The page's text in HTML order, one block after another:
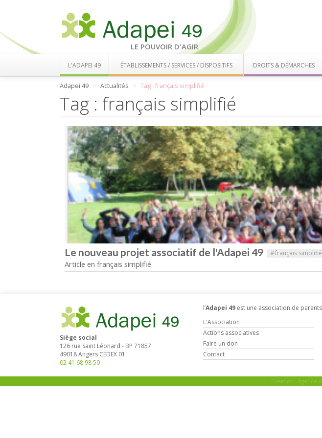
LE POUVOIR D'AGIR
L'ADAPEI 49 ÉTABLISSEMENTS / SERVICES / DISPOSITIFS DROITS & DÉMARCHES
Adapei 49 Actualités Tag : français simplifié
Tag : français simplifié
Le nouveau projet associatif de l'Adapei 49 #français simplifié
Article en français simplifié
Siège social
126 rue Saint Léonard - BP 71857
49018Angers CEDEX 01
02 41 68 98 50
l’Adapei 49 est une association de
L'Association
Actions associatives
Faire un don
Contact
Création : Agence